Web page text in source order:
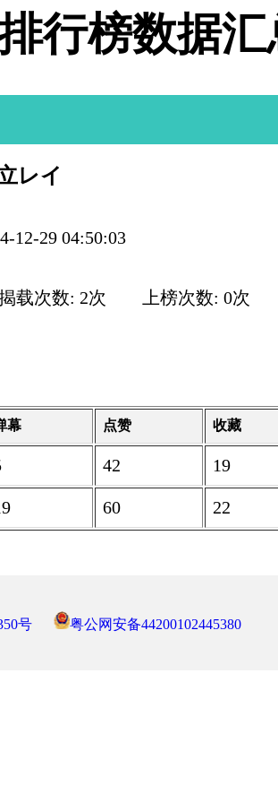
行榜数据汇
レイ
12-29 04:50:03
载次数: 2次 上榜次数: 0次
幕 点赞 收藏
42 19
60 22
号 粤公网安备44200102445380